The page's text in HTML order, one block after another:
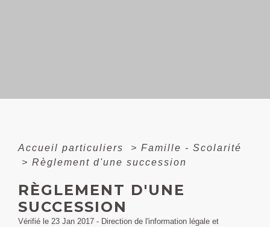
Accueil particuliers > Famille - Scolarité
> Règlement d'une succession
RÈGLEMENT D'UNE
SUCCESSION
Vérifié le 23 Jan 2017 - Direction de l'information légale et